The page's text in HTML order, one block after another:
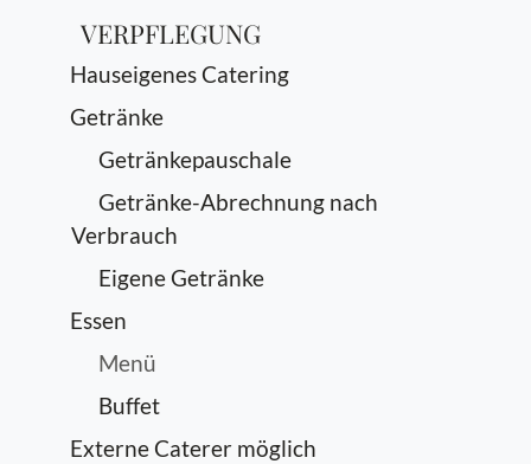
VERPFLEGUNG
Hauseigenes Catering
Getränke
Getränkepauschale
Getränke-Abrechnung nach
Verbrauch
Eigene Getränke
Essen
Menü
Buffet
Externe Caterer möglich